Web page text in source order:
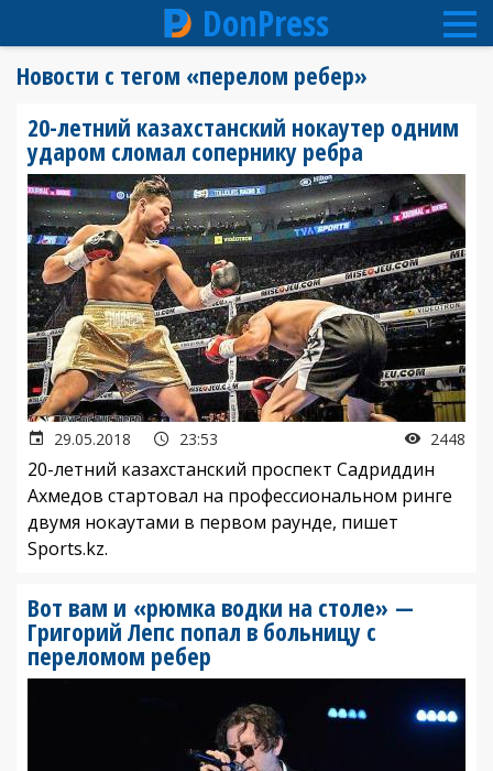
содержанию
DonPress
Новости с тегом «перелом ребер»
20-летний казахстанский нокаутер одним
ударом сломал сопернику ребра
29.05.2018 23:53 2448
20-летний казахстанский проспект Садриддин
Ахмедов стартовал на профессиональном ринге
двумя нокаутами в первом раунде, пишет
Sports.kz.
Вот вам и «рюмка водки на столе» —
Григорий Лепс попал в больницу с
переломом ребер